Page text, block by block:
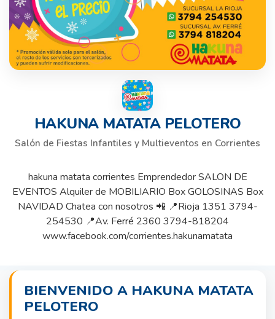
HAKUNA MATATA PELOTERO
Salón de Fiestas Infantiles y Multieventos en Corrientes
hakuna matata corrientes Emprendedor SALON DE
EVENTOS Alquiler de MOBILIARIO Box GOLOSINAS Box
NAVIDAD Chatea con nosotros 📲 📍Rioja 1351 3794-
254530 📍Av. Ferré 2360 3794-818204
www.facebook.com/corrientes.hakunamatata
BIENVENIDO A HAKUNA MATATA
PELOTERO